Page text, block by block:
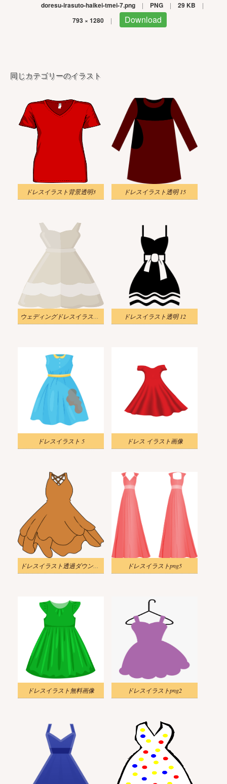
doresu-irasuto-haikei-tmei-7.png | PNG | 29 KB |
793 × 1280 | Download
同じカテゴリーのイラスト
ドレスイラスト背景透明3 ドレスイラスト透明 15
ウェディングドレスイラスト透明1 ドレスイラスト透明 12
ドレスイラスト 5 ドレス イラスト画像
ドレスイラスト透過ダウンロード ドレスイラストpng5
ドレスイラスト無料画像 ドレスイラストpng2